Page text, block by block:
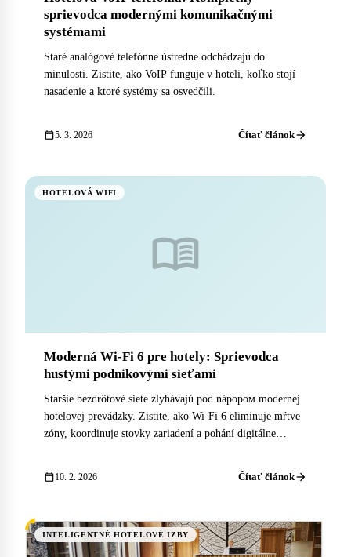
sprievodca modernými komunikačnými
systémami
Staré analógové telefónne ústredne odchádzajú do
minulosti. Zistite, ako VoIP funguje v hoteli, koľko stojí
nasadenie a ktoré systémy sa osvedčili.
calendar_today5. 3. 2026 Čítať článokarrow_forward
menu_book
HOTELOVÁ WIFI
Moderná Wi-Fi 6 pre hotely: Sprievodca
hustými podnikovými sieťami
Staršie bezdrôtové siete zlyhávajú pod nápором modernej
hotelovej prevádzky. Zistite, ako Wi-Fi 6 eliminuje mŕtve
zóny, koordinuje stovky zariadení a pohání digitálne
calendar_today10. 2. 2026 Čítať článokarrow_forward
INTELIGENTNÉ HOTELOVÉ IZBY